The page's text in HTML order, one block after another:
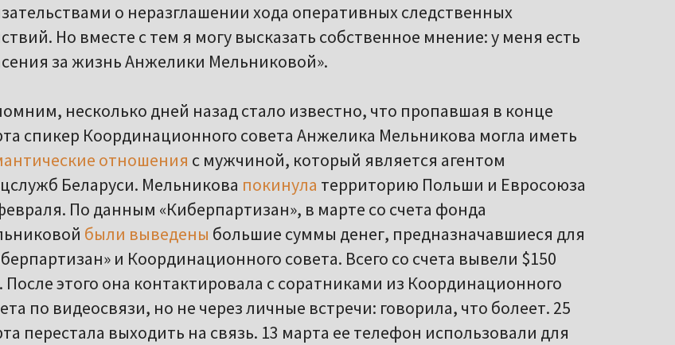
о неразглашении хода оперативных следственных
Но вместе с тем я могу высказать собственное мнение: у меня есть
за жизнь Анжелики Мельниковой».
несколько дней назад стало известно, что пропавшая в конце
спикер Координационного совета Анжелика Мельникова могла иметь
отношения с мужчиной, который является агентом
Беларуси. Мельникова покинула территорию Польши и Евросоюза
По данным «Киберпартизан», в марте со счета фонда
были выведены большие суммы денег, предназначавшиеся для
и Координационного совета. Всего со счета вывели $150
После этого она контактировала с соратниками из Координационного
по видеосвязи, но не через личные встречи: говорила, что болеет. 25
перестала выходить на связь. 13 марта ее телефон использовали для